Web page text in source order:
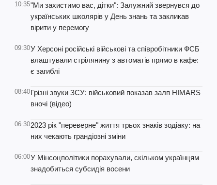
10:35"Ми захистимо вас, дітки": Залужний звернувся до
українських школярів у День знань та закликав
вірити у перемогу
09:30У Херсоні російські військові та співробітники ФСБ
влаштували стрілянину з автоматів прямо в кафе:
є загиблі
08:40Грізні звуки ЗСУ: військовий показав залп HIMARS
вночі (відео)
06:302023 рік "переверне" життя трьох знаків зодіаку: на
них чекають грандіозні зміни
06:00У Мінсоцполітики порахували, скільком українцям
знадобиться субсидія восени